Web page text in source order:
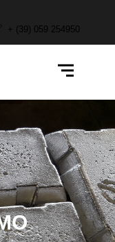
+ (39) 059 254950